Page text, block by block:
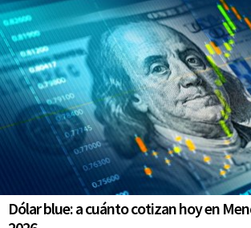
Dólar blue: a cuánto cotizan hoy en